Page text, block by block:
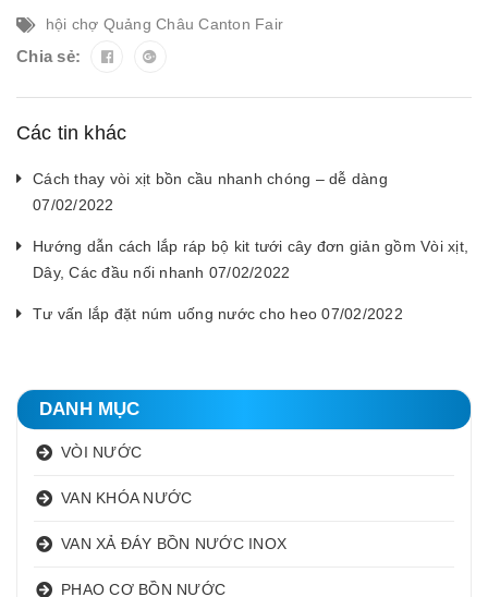
hội chợ Quảng Châu Canton Fair
Chia sẻ:
Các tin khác
Cách thay vòi xịt bồn cầu nhanh chóng – dễ dàng
07/02/2022
Hướng dẫn cách lắp ráp bộ kit tưới cây đơn giản gồm Vòi xịt,
Dây, Các đầu nối nhanh 07/02/2022
Tư vấn lắp đặt núm uống nước cho heo 07/02/2022
DANH MỤC
VÒI NƯỚC
VAN KHÓA NƯỚC
VAN XẢ ĐÁY BỒN NƯỚC INOX
PHAO CƠ BỒN NƯỚC